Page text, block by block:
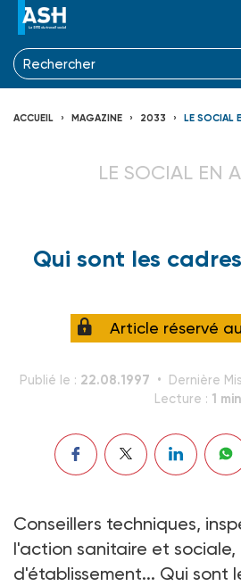
ACCUEIL MAGAZINE 2033 LE SOCIAL
LE SOCIAL EN
Qui sont les
Article réservé
Publié le : 22.08.1997 Dernière
Lecture : 1
Conseillers techniques,
l'action sanitaire et sociale,
d'établissement... Qui sont